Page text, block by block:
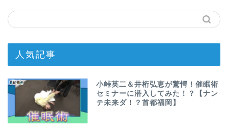
人気記事
小峠英二＆井桁弘恵が驚愕！催眠術
セミナーに潜入してみた！？【ナン
テ未来ダ！？首都福岡】